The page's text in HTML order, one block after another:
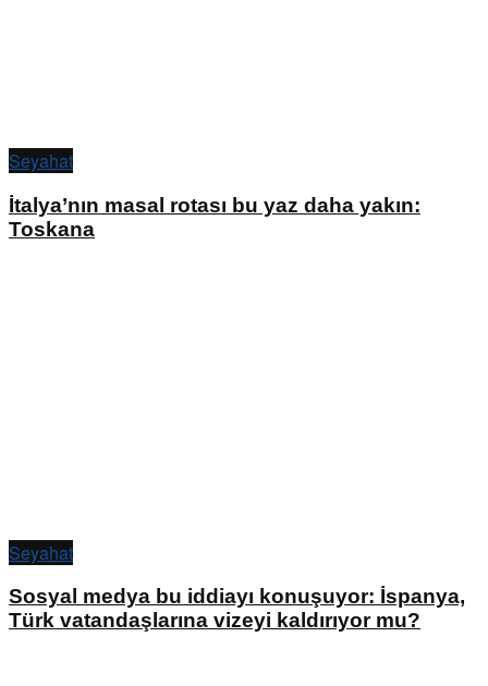
Seyahat
İtalya’nın masal rotası bu yaz daha yakın:
Toskana
Seyahat
Sosyal medya bu iddiayı konuşuyor: İspanya,
Türk vatandaşlarına vizeyi kaldırıyor mu?